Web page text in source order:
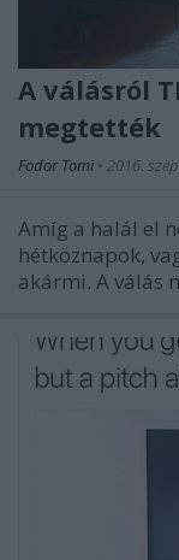
A válásról
megtették
Fodor Tomi • 2016.
Amíg a halál el
hétköznapok,
akármi. A válás